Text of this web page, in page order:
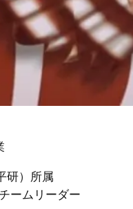
研）所属
ームリーダー